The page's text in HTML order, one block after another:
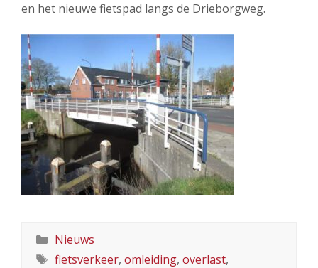
en het nieuwe fietspad langs de Drieborgweg.
Categorieën
Nieuws
Tags
fietsverkeer, omleiding, overlast,